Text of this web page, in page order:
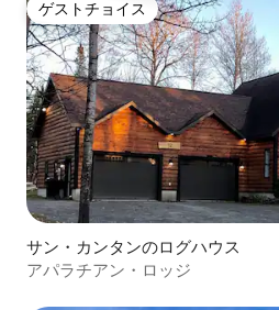
ゲストチョイス
ゲストチョイス
サン・カンタンのログハウス
アパラチアン・ロッジ